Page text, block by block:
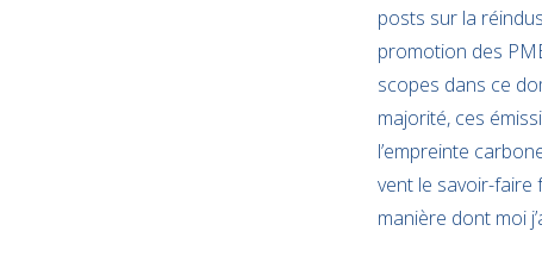
posts sur la
promotion des
scopes dans ce
majorité, ces
l’empreinte
vent le savoir-faire
manière dont moi